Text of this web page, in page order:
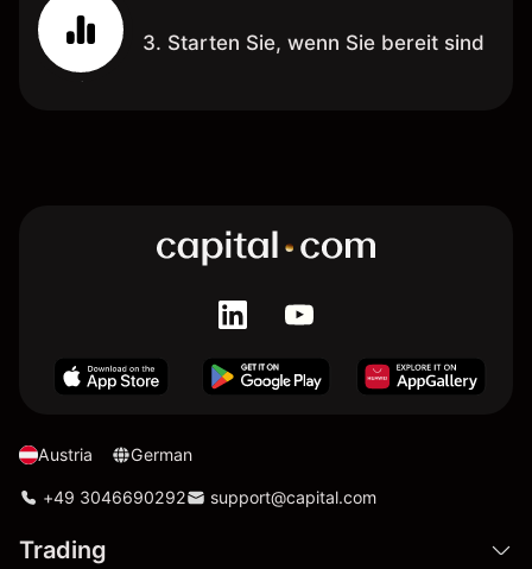
3. Starten Sie, wenn Sie bereit sind
Austria German
+49 3046690292 support@capital.com
Trading